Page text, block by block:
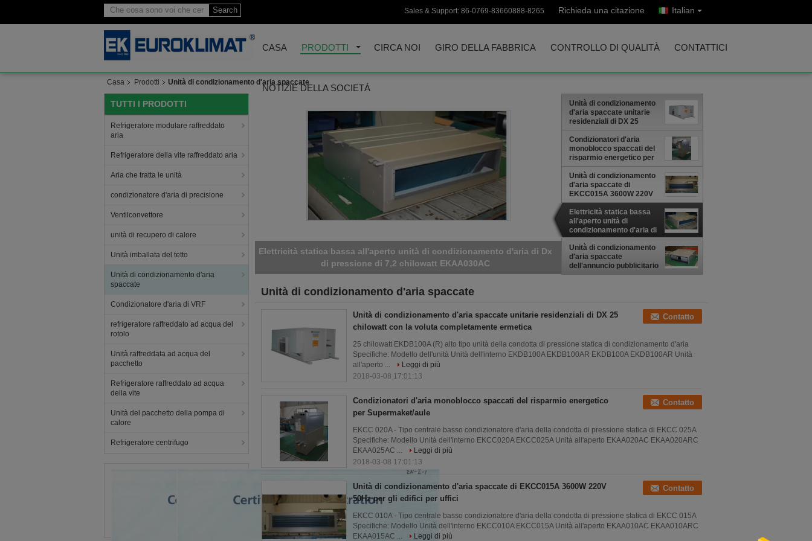
Search Sales & Support: 86-0769-83660888-8265 Richieda una citazione Italian
CASA PRODOTTI CIRCA NOI GIRO DELLA FABBRICA CONTROLLO DI QUALITÀ CONTATTICI
NOTIZIE DELLA SOCIETÀ
Casa Prodotti Unità di condizionamento d'aria spaccate
TUTTI I PRODOTTI
Refrigeratore modulare raffreddato
aria
Refrigeratore della vite raffreddato aria
Aria che tratta le unità
condizionatore d'aria di precisione
Ventilconvettore
unità di recupero di calore
Unità imballata del tetto
Unità di condizionamento d'aria
spaccate
Condizionatore d'aria di VRF
refrigeratore raffreddato ad acqua del
rotolo
Unità raffreddata ad acqua del
pacchetto
Refrigeratore raffreddato ad acqua
della vite
Unità del pacchetto della pompa di
calore
Refrigeratore centrifugo
Unità di condizionamento d'aria spaccate dell'annuncio pubblicitario per
gli edifici per uffici 1827×557×297
Unità di condizionamento
d'aria spaccate unitarie
residenziali di DX 25
chilowatt con la voluta
completamente ermetica
Condizionatori d'aria
monoblocco spaccati del
risparmio energetico per
Supermaket/aule
Unità di condizionamento
d'aria spaccate di
EKCC015A 3600W 220V
50Hz per gli edifici per
uffici
Elettricità statica bassa
all'aperto unità di
condizionamento d'aria di
Dx di pressione di 7,2
chilowatt EKAA030AC
Unità di condizionamento
d'aria spaccate
dell'annuncio pubblicitario
per gli edifici per uffici
Unità di condizionamento d'aria spaccate
Unità di condizionamento d'aria spaccate unitarie residenziali di DX 25
chilowatt con la voluta completamente ermetica
Contatto
25 chilowatt EKDB100A (R) alto tipo unità della condotta di pressione statica di condizionamento d'aria
Specifiche: Modello dell'unità Unità dell'interno EKDB100A EKDB100AR EKDB100A EKDB100AR Unità
all'aperto ...
Leggi di più
2018-03-08 17:01:13
Condizionatori d'aria monoblocco spaccati del risparmio energetico
per Supermaket/aule
Contatto
EKCC 020A - Tipo centrale basso condizionatore d'aria della condotta di pressione statica di EKCC 025A
Specifiche: Modello Unità dell'interno EKCC020A EKCC025A Unità all'aperto EKAA020AC EKAA020ARC
EKAA025AC ...
Leggi di più
2018-03-08 17:01:13
Unità di condizionamento d'aria spaccate di EKCC015A 3600W 220V
50Hz per gli edifici per uffici
Contatto
EKCC 010A - Tipo centrale basso condizionatore d'aria della condotta di pressione statica di EKCC 015A
Specifiche: Modello Unità dell'interno EKCC010A EKCC015A Unità all'aperto EKAA010AC EKAA010ARC
EKAA015AC ...
Leggi di più